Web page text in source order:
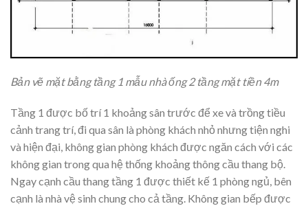
Bản vẽ mặt bằng tầng 1 mẫu nhà ống 2 tầng mặt tiền 4m
Tầng 1 được bố trí 1 khoảng sân trước để xe và trồng tiều
cảnh trang trí, đi qua sân là phòng khách nhỏ nhưng tiện nghi
và hiện đại, không gian phòng khách được ngăn cách với các
không gian trong qua hệ thống khoảng thông cầu thang bộ.
Ngay cạnh cầu thang tầng 1 được thiết kế 1 phòng ngủ, bên
cạnh là nhà vệ sinh chung cho cả tầng. Không gian bếp được